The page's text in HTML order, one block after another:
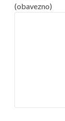
(obavezno)